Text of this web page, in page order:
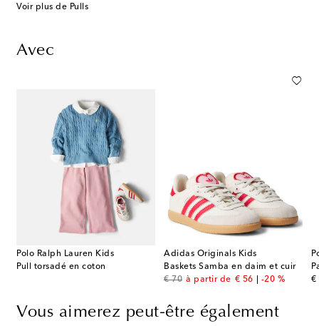
Voir plus de Pulls
Avec
Polo Ralph Lauren Kids
Pull torsadé en coton
Adidas Originals Kids
Baskets Samba en daim et cuir
€ 70
original price
à partir de € 56
discount price -20 % €
Vous aimerez peut-être également